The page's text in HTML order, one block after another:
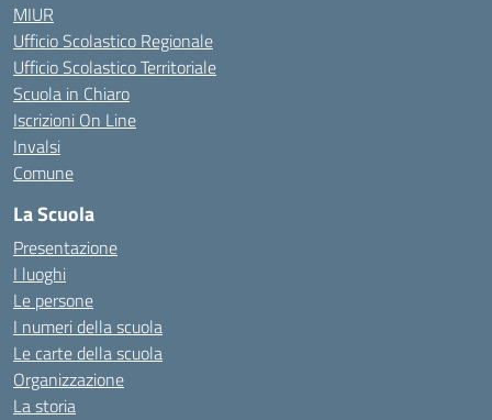
MIUR
Ufficio Scolastico Regionale
Ufficio Scolastico Territoriale
Scuola in Chiaro
Iscrizioni On Line
Invalsi
Comune
La Scuola
Presentazione
I luoghi
Le persone
I numeri della scuola
Le carte della scuola
Organizzazione
La storia